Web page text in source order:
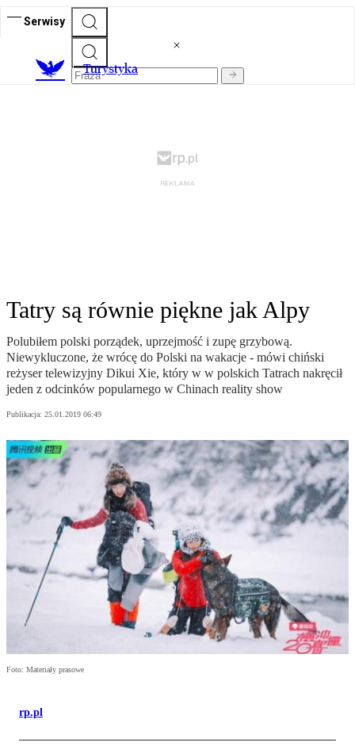
Serwisy
Turystyka
Tatry są równie piękne jak Alpy
Polubiłem polski porządek, uprzejmość i zupę grzybową.
Niewykluczone, że wrócę do Polski na wakacje - mówi chiński
reżyser telewizyjny Dikui Xie, który w w polskich Tatrach nakręcił
jeden z odcinków popularnego w Chinach reality show
Publikacja: 25.01.2019 06:49
Foto: Materiały prasowe
rp.pl